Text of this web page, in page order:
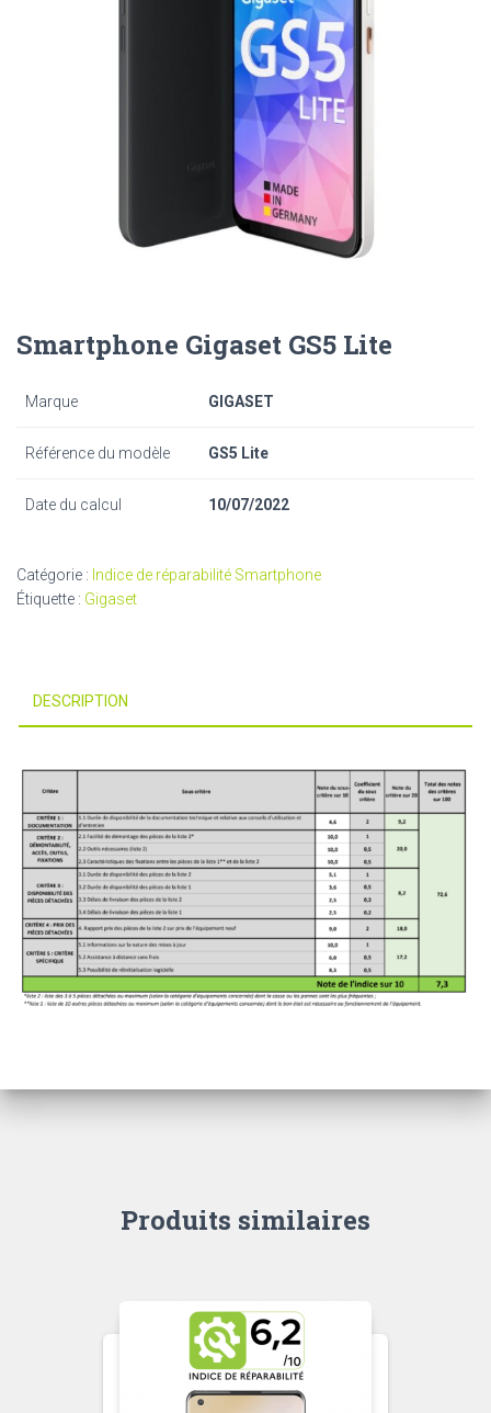
Smartphone Gigaset GS5 Lite
Marque GIGASET
Référence du modèle GS5 Lite
Date du calcul 10/07/2022
Catégorie : Indice de réparabilité Smartphone
Étiquette : Gigaset
DESCRIPTION
Produits similaires